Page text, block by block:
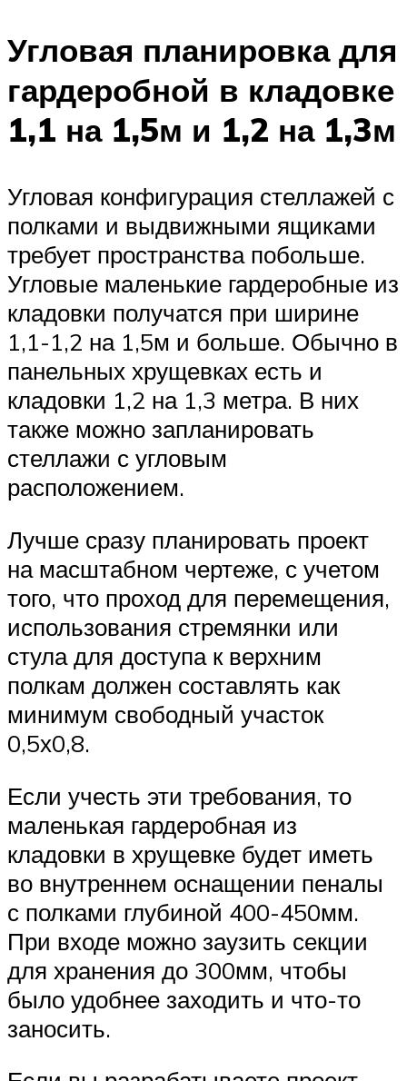
Угловая планировка для
гардеробной в кладовке
1,1 на 1,5м и 1,2 на 1,3м
Угловая конфигурация стеллажей с
полками и выдвижными ящиками
требует пространства побольше.
Угловые маленькие гардеробные из
кладовки получатся при ширине
1,1-1,2 на 1,5м и больше. Обычно в
панельных хрущевках есть и
кладовки 1,2 на 1,3 метра. В них
также можно запланировать
стеллажи с угловым
расположением.
Лучше сразу планировать проект
на масштабном чертеже, с учетом
того, что проход для перемещения,
использования стремянки или
стула для доступа к верхним
полкам должен составлять как
минимум свободный участок
0,5х0,8.
Если учесть эти требования, то
маленькая гардеробная из
кладовки в хрущевке будет иметь
во внутреннем оснащении пеналы
с полками глубиной 400-450мм.
При входе можно заузить секции
для хранения до 300мм, чтобы
было удобнее заходить и что-то
заносить.